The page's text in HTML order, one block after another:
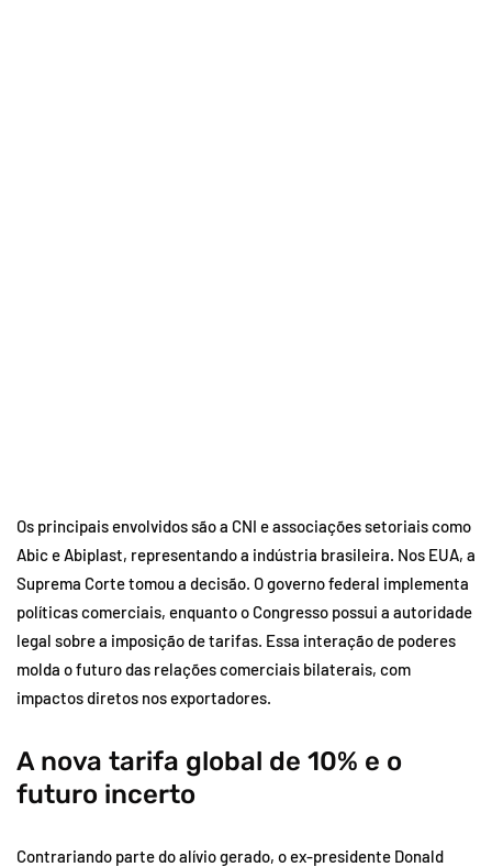
Os principais envolvidos são a CNI e associações setoriais como
Abic e Abiplast, representando a indústria brasileira. Nos EUA, a
Suprema Corte tomou a decisão. O governo federal implementa
políticas comerciais, enquanto o Congresso possui a autoridade
legal sobre a imposição de tarifas. Essa interação de poderes
molda o futuro das relações comerciais bilaterais, com
impactos diretos nos exportadores.
A nova tarifa global de 10% e o
futuro incerto
Contrariando parte do alívio gerado, o ex-presidente Donald